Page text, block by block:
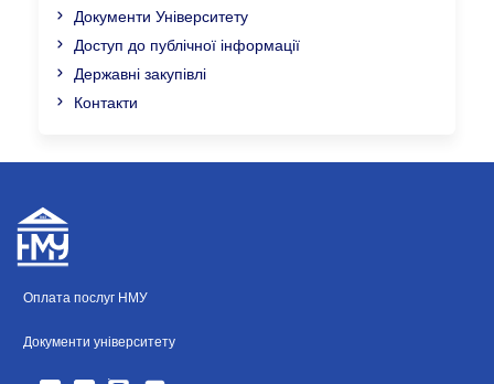
Документи Університету
Доступ до публічної інформації
Державні закупівлі
Контакти
Оплата послуг НМУ
Документи університету